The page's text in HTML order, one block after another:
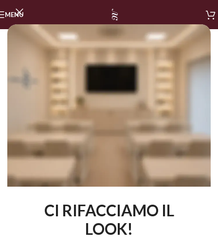
CI RIFACCIAMO IL
LOOK!
MENU